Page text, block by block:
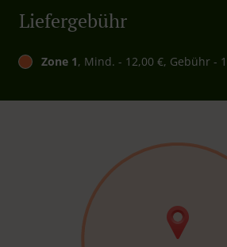
Liefergebühr
Zone 1, Mind. - 12,00 €, Gebühr -